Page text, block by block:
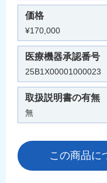
価格
¥170,000
医療機器承認番号
25B1X00001000023
取扱説明書の有無
無
この商品に